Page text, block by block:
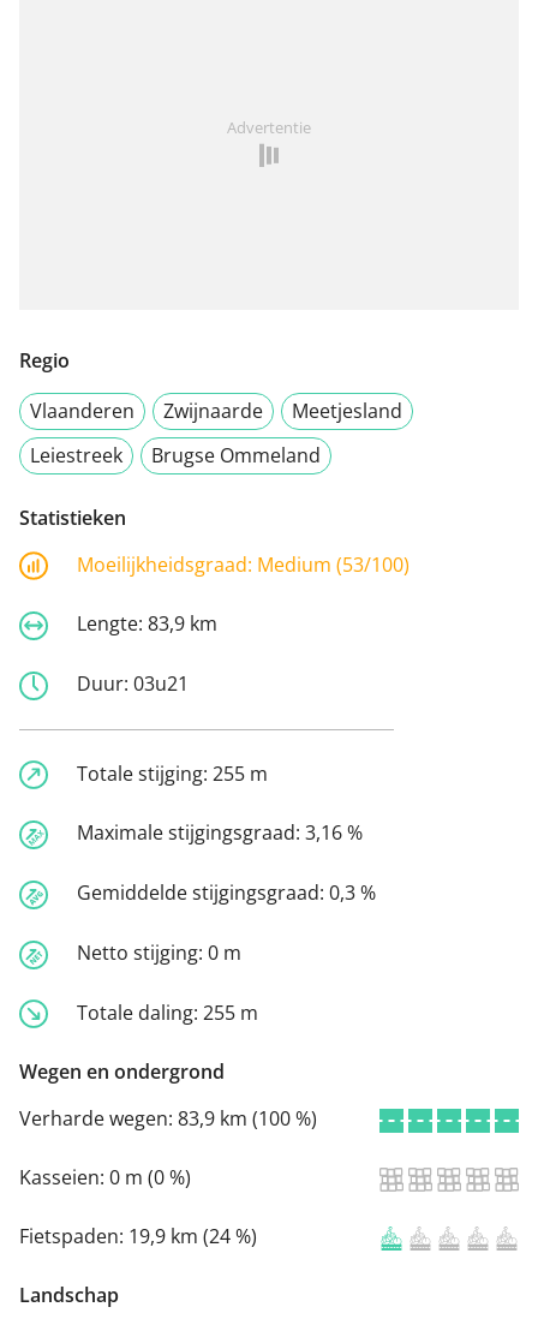
Advertentie
Regio
Vlaanderen
Zwijnaarde
Meetjesland
Leiestreek
Brugse Ommeland
Statistieken
Moeilijkheidsgraad: Medium (53/100)
Lengte: 83,9 km
Duur: 03u21
Totale stijging: 255 m
Maximale stijgingsgraad: 3,16 %
Gemiddelde stijgingsgraad: 0,3 %
Netto stijging: 0 m
Totale daling: 255 m
Wegen en ondergrond
Verharde wegen: 83,9 km (100 %)
Kasseien: 0 m (0 %)
Fietspaden: 19,9 km (24 %)
Landschap